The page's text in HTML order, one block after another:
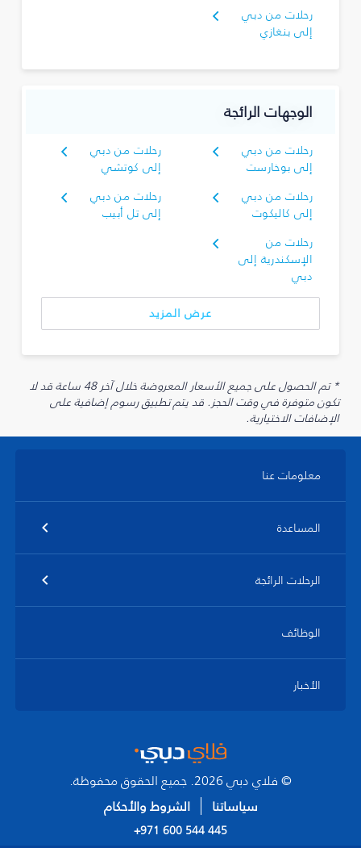
رحلات من دبي
إلى بنغازي
الوجهات الرائجة
رحلات من دبي
إلى بوخارست
رحلات من دبي
إلى كوتشي
رحلات من دبي
إلى كاليكوت
رحلات من دبي
إلى تل أبيب
رحلات من
الإسكندرية إلى
دبي
عرض المزيد
* تم الحصول على جميع الأسعار المعروضة خلال آخر 48 ساعة قد لا
تكون متوفرة في وقت الحجز. قد يتم تطبيق رسوم إضافية على
الإضافات الاختيارية.
معلومات عنا
المساعدة
الرحلات الرائجة
الوظائف
الأخبار
© فلاي دبي 2026. جميع الحقوق محفوظة.
سياساتنا
الشروط والأحكام
+971 600 544 445